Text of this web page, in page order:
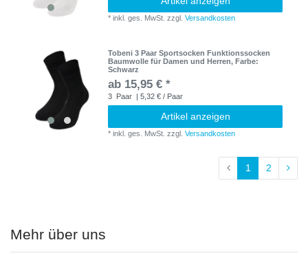
*inkl. ges. MwSt. zzgl.Versandkosten
Tobeni 3 Paar Sportsocken Funktionssocken
Baumwolle für Damen und Herren, Farbe:
Schwarz
ab 15,95 € *
3 Paar | 5,32 € / Paar
Artikel anzeigen
*inkl. ges. MwSt. zzgl.Versandkosten
1 2
Mehr über uns